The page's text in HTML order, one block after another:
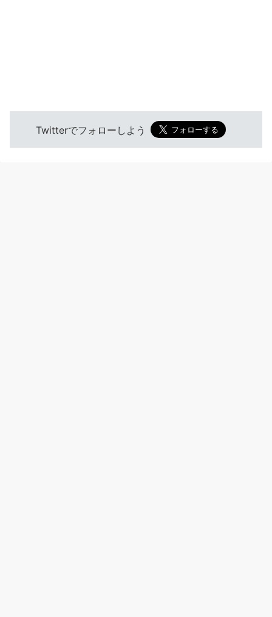
Twitterでフォローしよう